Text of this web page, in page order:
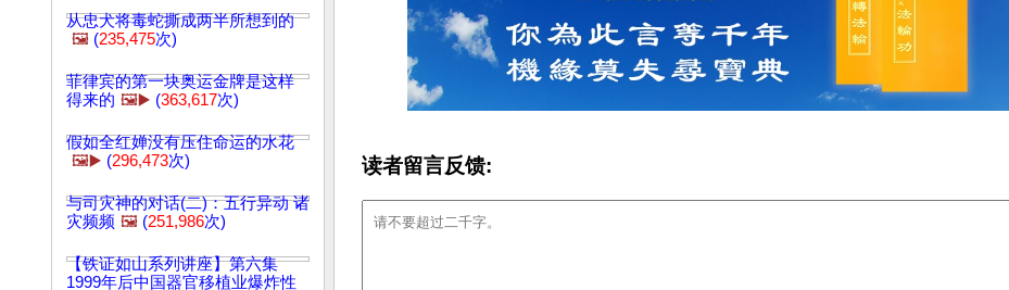
从忠犬将毒蛇撕成两半所想到的
🖼️ (235,475次)
菲律宾的第一块奥运金牌是这样
得来的 🖼️▶️ (363,617次)
假如全红婵没有压住命运的水花
🖼️▶️ (296,473次)
与司灾神的对话(二)：五行异动 诸
灾频频 🖼️ (251,986次)
【铁证如山系列讲座】第六集
1999年后中国器官移植业爆炸性
读者留言反馈: